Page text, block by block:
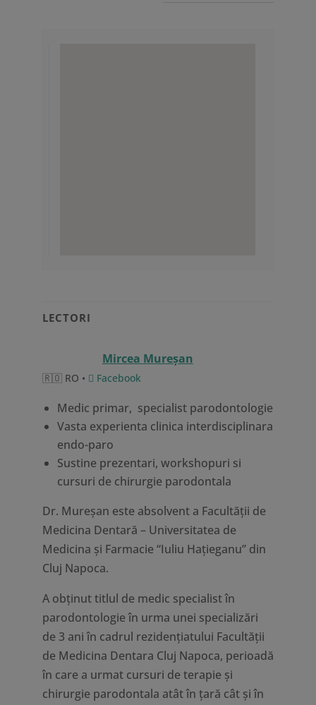
LECTORI
Mircea Mureşan
🇷🇴 RO • Facebook
Medic primar, specialist parodontologie
Vasta experienta clinica interdisciplinara
endo-paro
Sustine prezentari, workshopuri si
cursuri de chirurgie parodontala
Dr. Mureșan este absolvent a Facultății de
Medicina Dentară – Universitatea de
Medicina și Farmacie “Iuliu Hațieganu” din
Cluj Napoca.
A obținut titlul de medic specialist în
parodontologie în urma unei specializări
de 3 ani în cadrul rezidențiatului Facultății
de Medicina Dentara Cluj Napoca, perioadă
în care a urmat cursuri de terapie și
chirurgie parodontala atât în țară cât și în